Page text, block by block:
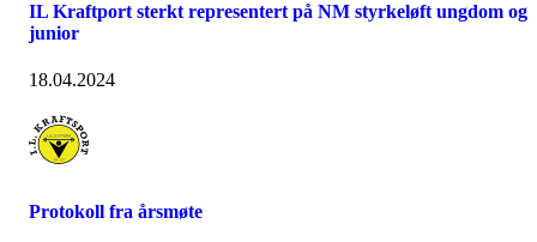
IL Kraftport sterkt representert på NM styrkeløft ungdom og
junior
18.04.2024
Protokoll fra årsmøte